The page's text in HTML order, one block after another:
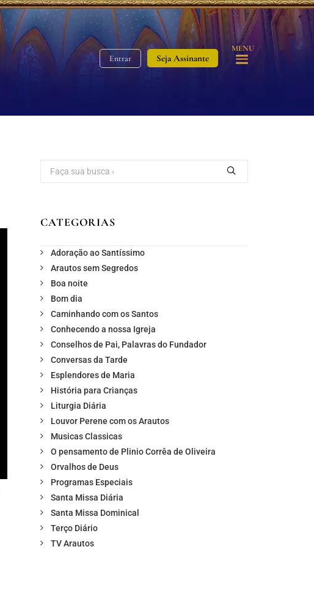
Entrar Seja Assinante
MENU
CATEGORIAS
Adoração ao Santíssimo
Arautos sem Segredos
Boa noite
Bom dia
Caminhando com os Santos
Conhecendo a nossa Igreja
Conselhos de Pai, Palavras do Fundador
Conversas da Tarde
Esplendores de Maria
História para Crianças
Liturgia Diária
Louvor Perene com os Arautos
Musicas Classicas
O pensamento de Plinio Corrêa de Oliveira
Orvalhos de Deus
Programas Especiais
Santa Missa Diária
Santa Missa Dominical
Terço Diário
TV Arautos